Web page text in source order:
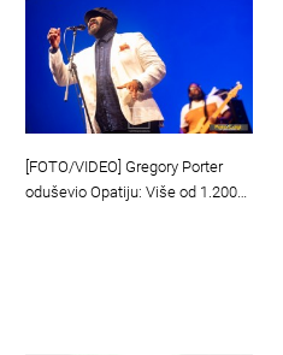
[FOTO/VIDEO] Gregory Porter
oduševio Opatiju: Više od 1.200…